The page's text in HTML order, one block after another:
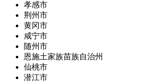
孝感市
荆州市
黄冈市
咸宁市
随州市
恩施土家族苗族自治州
仙桃市
潜江市